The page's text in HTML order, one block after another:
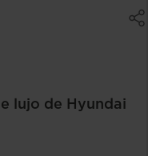
lujo de Hyundai